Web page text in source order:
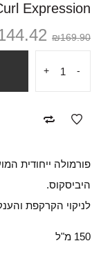
Expression
₪169.90
-
+
היביסקוס.
לניקוי הקרקפת
150 מ"ל